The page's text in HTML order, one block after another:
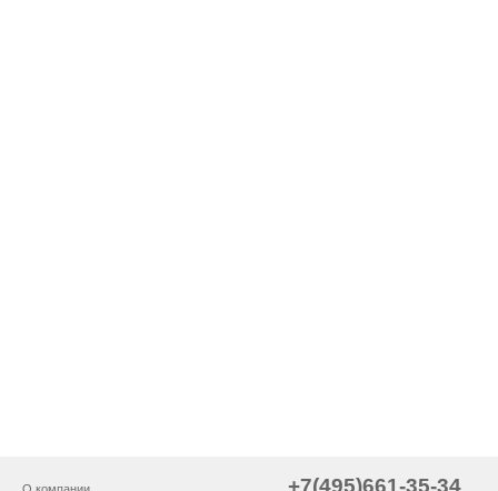
+7(495)661-35-34